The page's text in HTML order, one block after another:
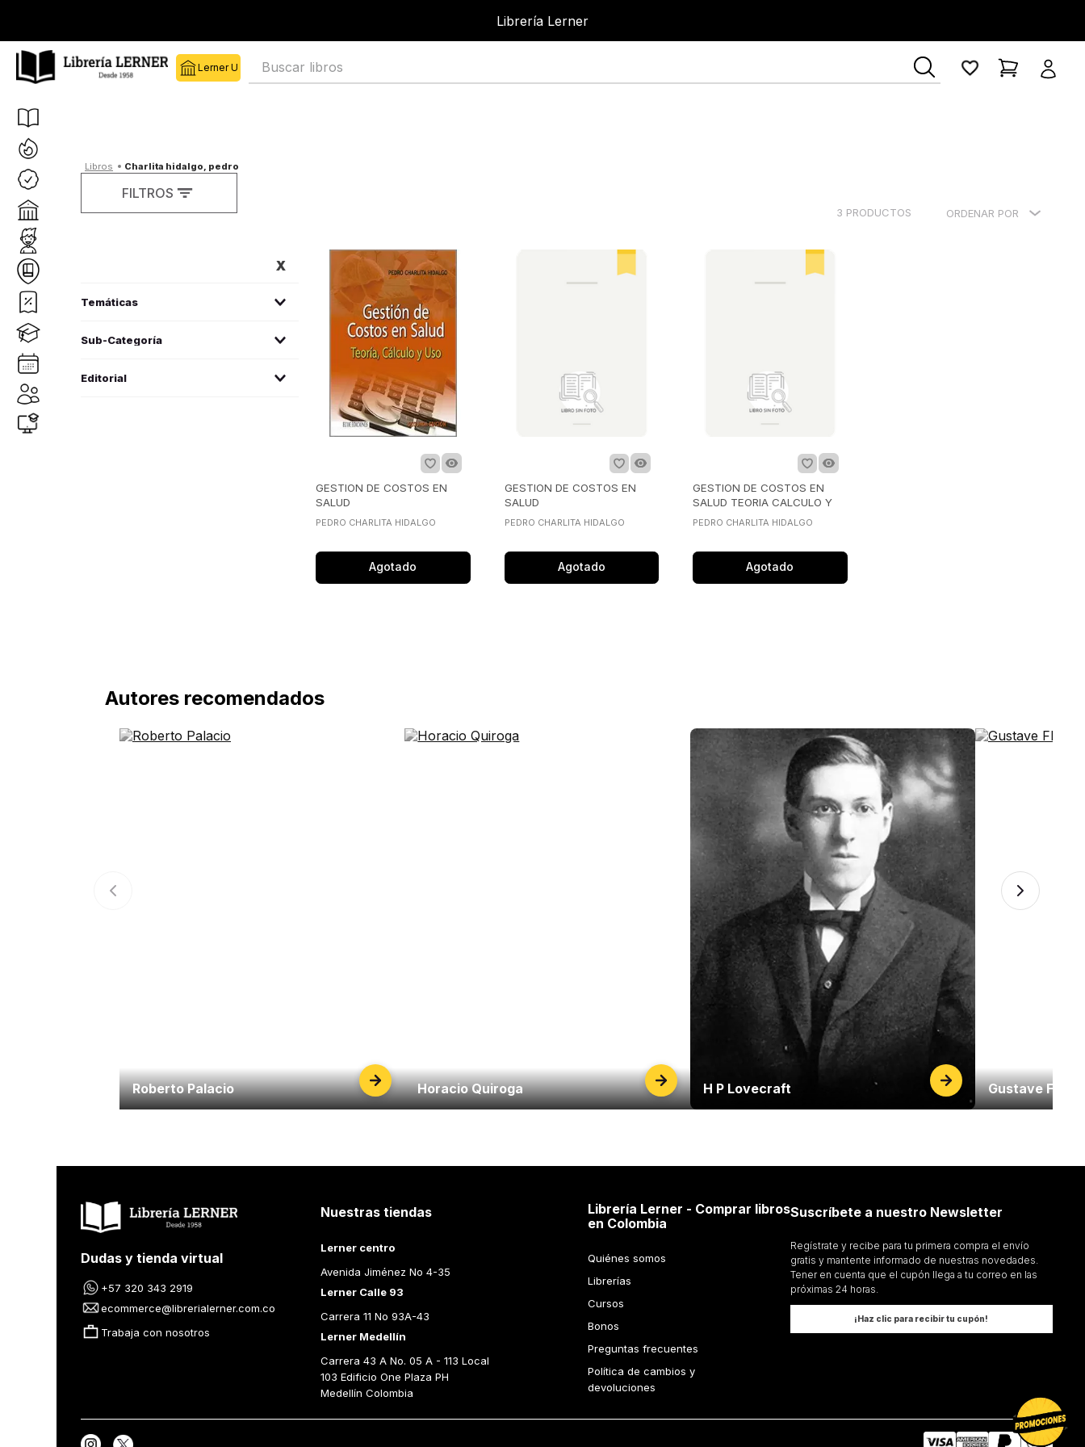
Librería Lerner
Buscar libros
charlita hidalgo, pedro
3 PRODUCTOS ORDENAR POR
FILTROS
medicina
Sub-Categoría
salud pública auditoría
Editorial
GESTION DE COSTOS EN
SALUD
PEDRO CHARLITA HIDALGO
Agotado
GESTION DE COSTOS EN
SALUD
PEDRO CHARLITA HIDALGO
Agotado
GESTION DE COSTOS EN
SALUD TEORIA CALCULO Y
USO EBOOK CARD
PEDRO CHARLITA HIDALGO
Agotado
Autores recomendados
Roberto Palacio Horacio Quiroga H P Lovecraft Gustave
Dudas y tienda virtual
+57 320 343 2919
ecommerce@librerialerner.com.co
Trabaja con nosotros
Nuestras tiendas
Lerner centro
Avenida Jiménez No 4-35
Lerner Calle 93
Carrera 11 No 93A-43
Lerner Medellín
Carrera 43 A No. 05 A - 113 Local
103 Edificio One Plaza PH
Medellín Colombia
Librería Lerner - Comprar libros
en Colombia
Quiénes somos
Librerías
Cursos
Bonos
Preguntas frecuentes
Política de cambios y
devoluciones
Suscríbete a nuestro Newsletter
Regístrate y recibe para tu primera compra el envío
gratis y mantente informado de nuestras novedades.
Tener en cuenta que el cupón llega a tu correo en las
próximas 24 horas.
¡Haz clic para recibir tu cupón!